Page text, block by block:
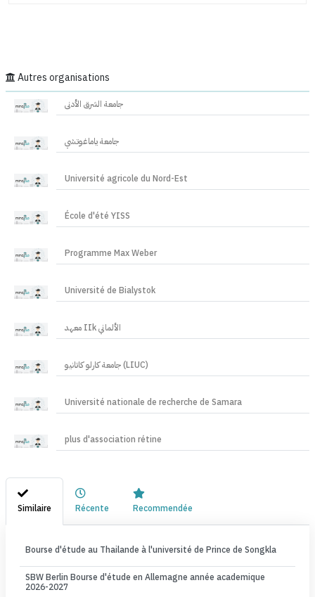
Autres organisations
جامعة الشرق الأدنى
جامعة ياماغوتشي
Université agricole du Nord-Est
École d'été YISS
Programme Max Weber
Université de Bialystok
معهد IIk الألماني
جامعة كارلو كاتانيو (LIUC)
Université nationale de recherche de Samara
plus d'association rétine
Similaire Récente Recommendée
Bourse d'étude au Thailande à l'université de Prince de Songkla
SBW Berlin Bourse d'étude en Allemagne année academique
2026-2027